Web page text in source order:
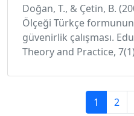
Doğan, T., & Çetin, B.
Ölçeği Türkçe
güvenirlik çalışması.
Theory and Practice,
1 2